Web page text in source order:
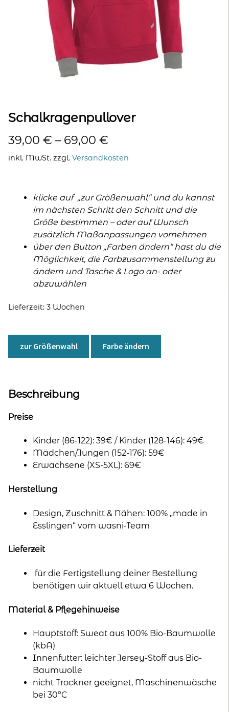
Schalkragenpullover
39,00 € – 69,00 €
inkl. MwSt. zzgl. Versandkosten
klicke auf „zur Größenwahl“ und du kannst
im nächsten Schritt den Schnitt und die
Größe bestimmen – oder auf Wunsch
zusätzlich Maßanpassungen vornehmen
über den Button „Farben ändern“ hast du die
Möglichkeit, die Farbzusammenstellung zu
ändern und Tasche & Logo an- oder
abzuwählen
Lieferzeit: 3 Wochen
zur Größenwahl Farbe ändern
Beschreibung
Preise
Kinder (86-122): 39€ / Kinder (128-146): 49€
Mädchen/Jungen (152-176): 59€
Erwachsene (XS-5XL): 69€
Herstellung
Design, Zuschnitt & Nähen: 100% „made in
Esslingen“ vom wasni-Team
Lieferzeit
für die Fertigstellung deiner Bestellung
benötigen wir aktuell etwa 6 Wochen.
Material & Pflegehinweise
Hauptstoff: Sweat aus 100% Bio-Baumwolle
(kbA)
Innenfutter: leichter Jersey-Stoff aus Bio-
Baumwolle
nicht Trockner geeignet, Maschinenwäsche
bei 30°C